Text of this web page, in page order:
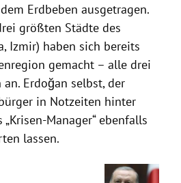
Erdbeben ausgetragen.
größten Städte des
Izmir) haben sich bereits
gemacht – alle drei
Erdoğan selbst, der
in Notzeiten hinter
Manager“ ebenfalls
lassen.